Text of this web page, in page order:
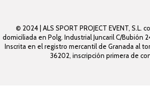
© 2024 | ALS SPORT PROJECT EVENT, S.L.
domiciliada en Polg. Industrial Juncaril C/Bubión
Inscrita en el registro mercantil de Granada al
36202, inscripción primera de